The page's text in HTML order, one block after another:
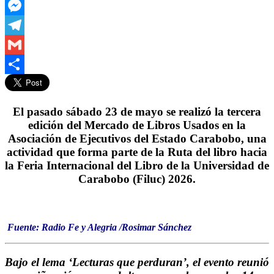
LinkedIn
Messenger
Telegram
Gmail
Compartir
El pasado sábado 23 de mayo se realizó la tercera
edición del Mercado de Libros Usados en la
Asociación de Ejecutivos del Estado Carabobo, una
actividad que forma parte de la Ruta del libro hacia
la Feria Internacional del Libro de la Universidad de
Carabobo (Filuc) 2026.
Fuente: Radio Fe y Alegria /Rosimar Sánchez
Bajo el lema ‘Lecturas que perduran’, el evento reunió